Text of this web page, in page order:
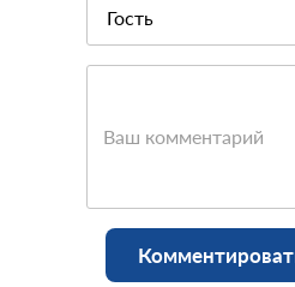
Ваш комментарий